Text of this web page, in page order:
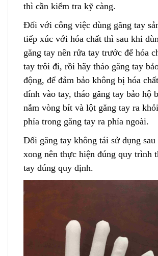
thì cần kiểm tra kỹ càng.
Đối với công việc dùng găng tay
tiếp xúc với hóa chất thì sau khi
găng tay nên rửa tay trước để hóa
tay trôi đi, rồi hãy tháo găng tay
động, để đảm bảo không bị hóa
dính vào tay, tháo găng tay bảo hộ
nắm vòng bít và lột găng tay ra
phía trong găng tay ra phía ngoài.
Đối găng tay không tái sử dụng sau
xong nên thực hiện đúng quy trình
tay đúng quy định.